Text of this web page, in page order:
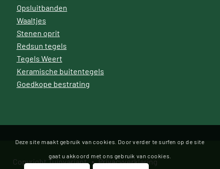
Opsluitbanden
Waaltjes
Stenen oprit
Redsun tegels
Tegels Weert
Keramische buitentegels
Goedkope bestrating
Copyright Tuinvariant
Privacyverklaring
Deze site maakt gebruik van cookies. Door verder te surfen op de site
gaat u akkoord met ons gebruik van cookies.